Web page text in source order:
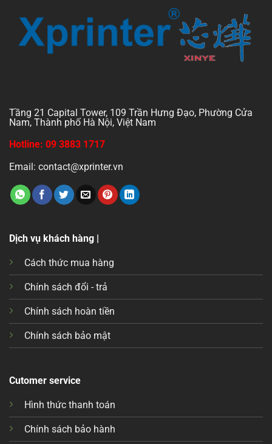
Tầng 21 Capital Tower, 109 Trần Hưng Đạo, Phường Cửa
Nam, Thành phố Hà Nội, Việt Nam
Hotline: 09 3883 1717
Email: contact@xprinter.vn
Dịch vụ khách hàng |
Cách thức mua hàng
Chính sách đổi - trả
Chính sách hoàn tiền
Chính sách bảo mật
Cutomer service
Hình thức thanh toán
Chính sách bảo hành